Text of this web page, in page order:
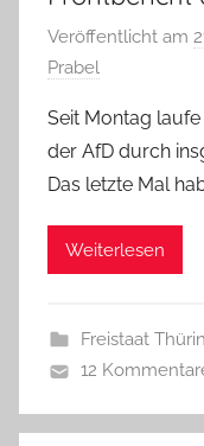
Veröffentlicht am
Prabel
Seit Montag
der AfD durch
Das letzte Mal
Weiterlesen
Freistaat
12